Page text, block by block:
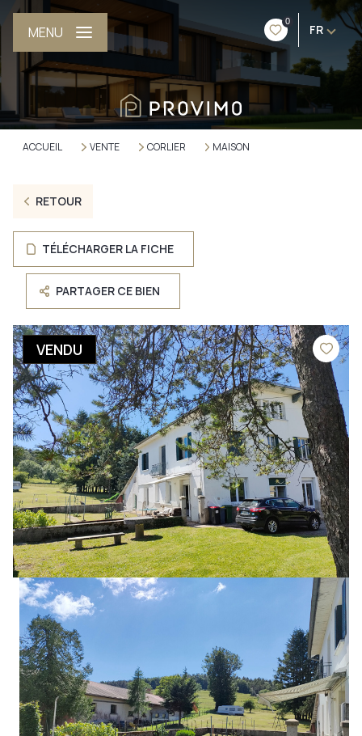
0
FR
MENU
ACCUEIL VENTE CORLIER MAISON
RETOUR
TÉLÉCHARGER LA FICHE
PARTAGER CE BIEN
VENDU